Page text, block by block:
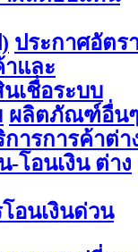
ประกาศอัตร
และ
เชื่อระบบ
ผลิตภัณฑ์อื่น
การการค้าต่า
-โอนเงิน ต่าง
อนเงินด่วน